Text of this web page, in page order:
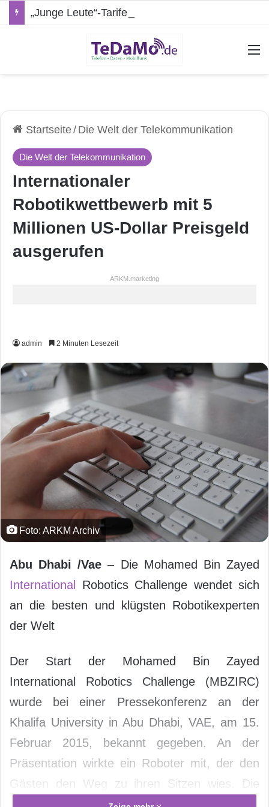
Startseite/ Die Welt der Telekommunikation
Die Welt der Telekommunikation
Internationaler
Robotikwettbewerb mit 5
Millionen US-Dollar Preisgeld
ausgerufen
ARKM.marketing
admin 2 Minuten Lesezeit
Foto: ARKM Archiv
Abu Dhabi /Vae – Die Mohamed Bin Zayed
International
Robotics Challenge wendet sich
an die besten und klügsten Robotikexperten
der Welt
Der Start der Mohamed Bin Zayed
International Robotics Challenge (MBZIRC)
wurde bei einer Pressekonferenz an der
Khalifa University in Abu Dhabi, VAE, am 15.
Februar 2015, bekannt gegeben. An der
Präsentation wirkte ein Roboter mit, der den
Gästen den Weg zu ihren Sitzen wies. Die
MBZIRC wird von der Khalifa University in Abu